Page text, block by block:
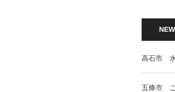
NEW
高石市 水
五條市 こ